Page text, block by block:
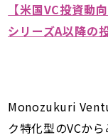
【米国VC投資動
シリーズA以降の
Monozukuri
ク特化型のVCか